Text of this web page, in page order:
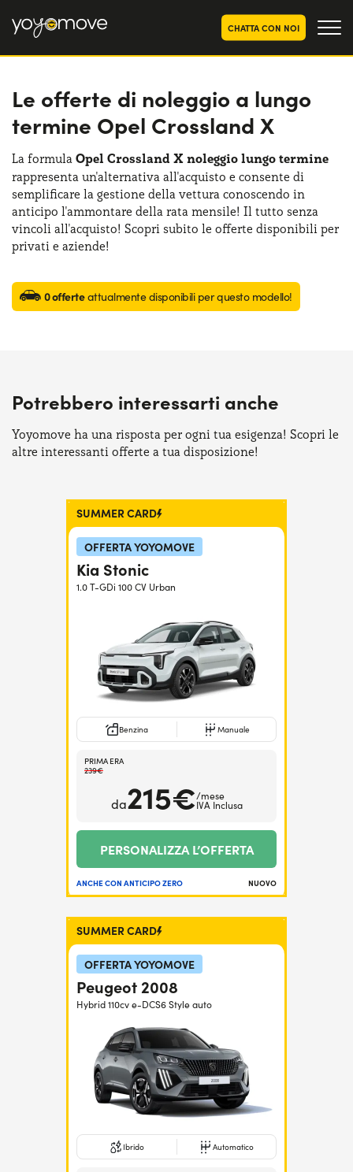
CHATTA CON NOI
OFFERTE NOLEGGIO
LUNGO TERMINE
Privati
Aziende e P.IVA
OFFERTE NOLEGGIO
CHI SIAMO
La nostra storia
Lavora con noi
COME FUNZIONA
PERCHÉ CONVIENE
Le offerte di noleggio a lungo
termine Opel Crossland X
La formula Opel Crossland X noleggio lungo termine
rappresenta un'alternativa all'acquisto e consente di
semplificare la gestione della vettura conoscendo in
anticipo l'ammontare della rata mensile! Il tutto senza
vincoli all'acquisto! Scopri subito le offerte disponibili per
privati e aziende!
0 offerteattualmente disponibili per questo modello!
Potrebbero interessarti anche
Yoyomove ha una risposta per ogni tua esigenza! Scopri le
altre interessanti offerte a tua disposizione!
SUMMER CARD
OFFERTA YOYOMOVE
Kia Stonic
1.0 T-GDi 100 CV Urban
Benzina Manuale
PRIMA ERA
239€
da215€/mese
IVA Inclusa
PERSONALIZZA L’OFFERTA
ANCHE CON ANTICIPO ZERO NUOVO
SUMMER CARD
OFFERTA YOYOMOVE
Peugeot 2008
Hybrid 110cv e-DCS6 Style auto
Ibrido Automatico